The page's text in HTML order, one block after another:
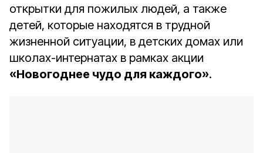
открытки для пожилых людей, а также
детей, которые находятся в трудной
жизненной ситуации, в детских домах или
школах-интернатах в рамках акции
«Новогоднее чудо для каждого».